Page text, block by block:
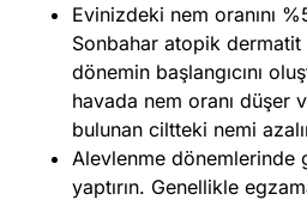
Evinizdeki nem oranını
Sonbahar atopik
dönemin başlangıcını
havada nem oranı düşer
bulunan ciltteki nemi
Alevlenme dönemlerinde
yaptırın. Genellikle